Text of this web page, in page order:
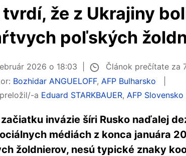
že z Ukrajiny
poľských
2026 o 18:03
Článok prečítate za
Bozhidar ANGUELOFF, AFP Bulharsko
a Eduard STARKBAUER, AFP Slovensko
invázie šíri Rusko naďalej
médiách z konca januára
žoldnierov, nesú typické znaky